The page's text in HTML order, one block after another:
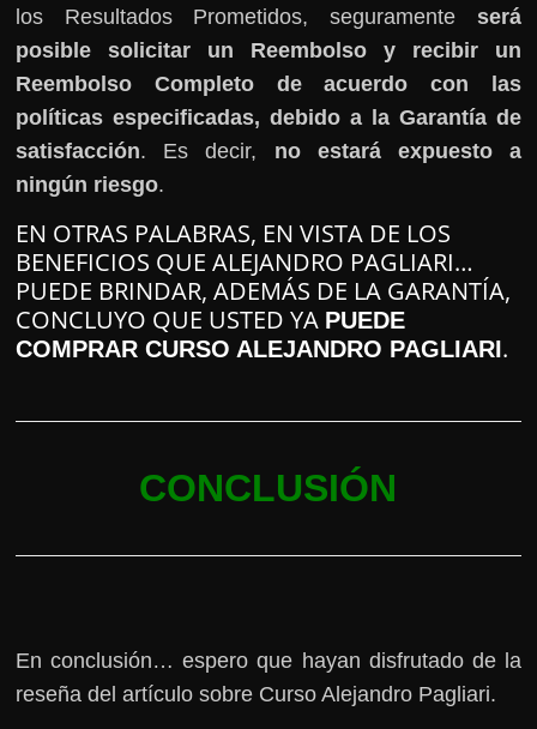
los Resultados Prometidos, seguramente será
posible solicitar un Reembolso y recibir un
Reembolso Completo de acuerdo con las
políticas especificadas, debido a la Garantía de
satisfacción. Es decir, no estará expuesto a
ningún riesgo.
EN OTRAS PALABRAS, EN VISTA DE LOS
BENEFICIOS QUE ALEJANDRO PAGLIARI…
PUEDE BRINDAR, ADEMÁS DE LA GARANTÍA,
CONCLUYO QUE USTED YA PUEDE
COMPRAR CURSO ALEJANDRO PAGLIARI.
CONCLUSIÓN
En conclusión… espero que hayan disfrutado de la
reseña del artículo sobre Curso Alejandro Pagliari.